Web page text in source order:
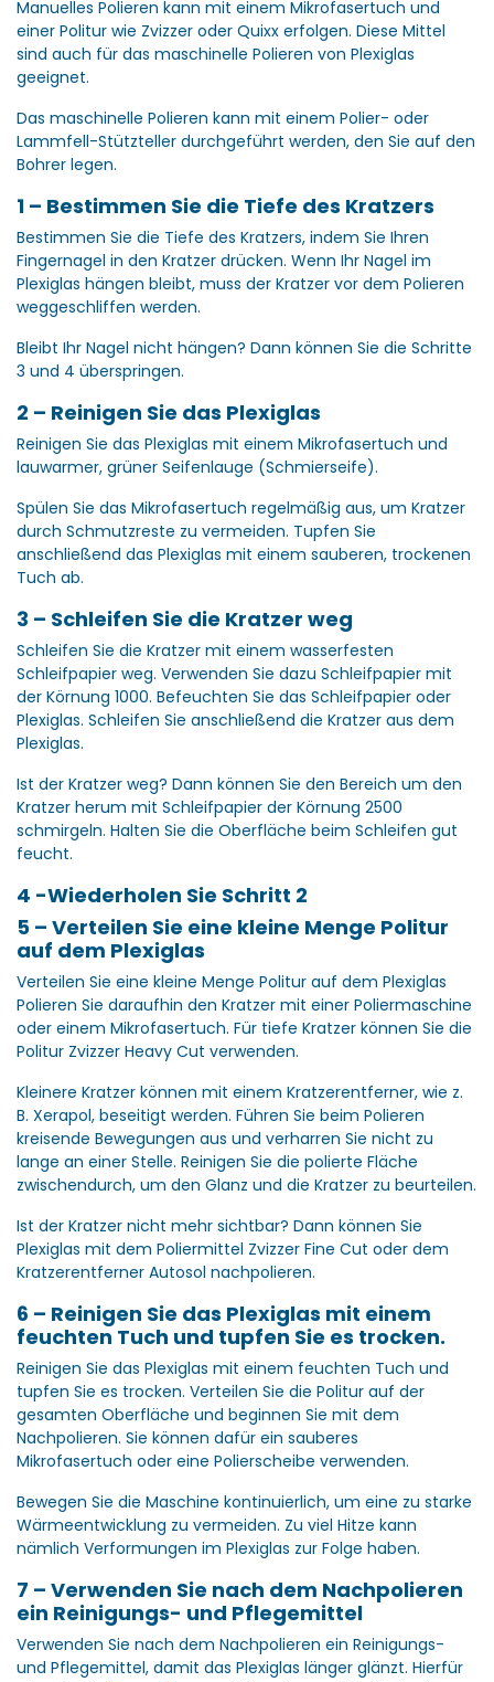
Manuelles Polieren kann mit einem Mikrofasertuch und
einer Politur wie Zvizzer oder Quixx erfolgen. Diese Mittel
sind auch für das maschinelle Polieren von Plexiglas
geeignet.
Das maschinelle Polieren kann mit einem Polier- oder
Lammfell-Stützteller durchgeführt werden, den Sie auf den
Bohrer legen.
1 – Bestimmen Sie die Tiefe des Kratzers
Bestimmen Sie die Tiefe des Kratzers, indem Sie Ihren
Fingernagel in den Kratzer drücken. Wenn Ihr Nagel im
Plexiglas hängen bleibt, muss der Kratzer vor dem Polieren
weggeschliffen werden.
Bleibt Ihr Nagel nicht hängen? Dann können Sie die Schritte
3 und 4 überspringen.
2 – Reinigen Sie das Plexiglas
Reinigen Sie das Plexiglas mit einem Mikrofasertuch und
lauwarmer, grüner Seifenlauge (Schmierseife).
Spülen Sie das Mikrofasertuch regelmäßig aus, um Kratzer
durch Schmutzreste zu vermeiden. Tupfen Sie
anschließend das Plexiglas mit einem sauberen, trockenen
Tuch ab.
3 – Schleifen Sie die Kratzer weg
Schleifen Sie die Kratzer mit einem wasserfesten
Schleifpapier weg. Verwenden Sie dazu Schleifpapier mit
der Körnung 1000. Befeuchten Sie das Schleifpapier oder
Plexiglas. Schleifen Sie anschließend die Kratzer aus dem
Plexiglas.
Ist der Kratzer weg? Dann können Sie den Bereich um den
Kratzer herum mit Schleifpapier der Körnung 2500
schmirgeln. Halten Sie die Oberfläche beim Schleifen gut
feucht.
4 -Wiederholen Sie Schritt 2
5 – Verteilen Sie eine kleine Menge Politur
auf dem Plexiglas
Verteilen Sie eine kleine Menge Politur auf dem Plexiglas
Polieren Sie daraufhin den Kratzer mit einer Poliermaschine
oder einem Mikrofasertuch. Für tiefe Kratzer können Sie die
Politur Zvizzer Heavy Cut verwenden.
Kleinere Kratzer können mit einem Kratzerentferner, wie z.
B. Xerapol, beseitigt werden. Führen Sie beim Polieren
kreisende Bewegungen aus und verharren Sie nicht zu
lange an einer Stelle. Reinigen Sie die polierte Fläche
zwischendurch, um den Glanz und die Kratzer zu beurteilen.
Ist der Kratzer nicht mehr sichtbar? Dann können Sie
Plexiglas mit dem Poliermittel Zvizzer Fine Cut oder dem
Kratzerentferner Autosol nachpolieren.
6 – Reinigen Sie das Plexiglas mit einem
feuchten Tuch und tupfen Sie es trocken.
Reinigen Sie das Plexiglas mit einem feuchten Tuch und
tupfen Sie es trocken. Verteilen Sie die Politur auf der
gesamten Oberfläche und beginnen Sie mit dem
Nachpolieren. Sie können dafür ein sauberes
Mikrofasertuch oder eine Polierscheibe verwenden.
Bewegen Sie die Maschine kontinuierlich, um eine zu starke
Wärmeentwicklung zu vermeiden. Zu viel Hitze kann
nämlich Verformungen im Plexiglas zur Folge haben.
7 – Verwenden Sie nach dem Nachpolieren
ein Reinigungs- und Pflegemittel
Verwenden Sie nach dem Nachpolieren ein Reinigungs-
und Pflegemittel, damit das Plexiglas länger glänzt. Hierfür